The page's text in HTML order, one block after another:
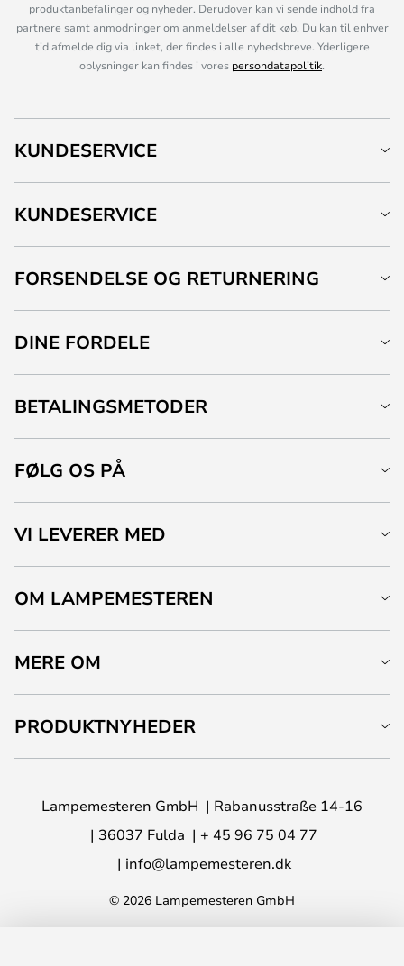
produktanbefalinger og nyheder. Derudover kan vi sende indhold fra
partnere samt anmodninger om anmeldelser af dit køb. Du kan til enhver
tid afmelde dig via linket, der findes i alle nyhedsbreve. Yderligere
oplysninger kan findes i vores persondatapolitik.
KUNDESERVICE
KUNDESERVICE
FORSENDELSE OG RETURNERING
DINE FORDELE
BETALINGSMETODER
FØLG OS PÅ
VI LEVERER MED
OM LAMPEMESTEREN
MERE OM
PRODUKTNYHEDER
Lampemesteren GmbH
Rabanusstraße 14-16
36037 Fulda
+ 45 96 75 04 77
info@lampemesteren.dk
© 2026 Lampemesteren GmbH